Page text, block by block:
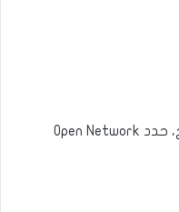
من القائمة المنسدلة التي تفتح، حدد Open Network